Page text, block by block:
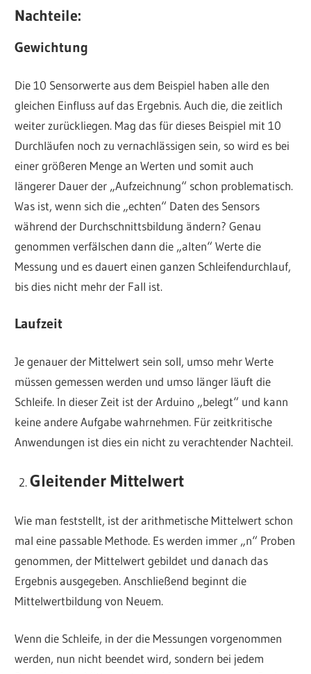
Nachteile:
Gewichtung
Die 10 Sensorwerte aus dem Beispiel haben alle den
gleichen Einfluss auf das Ergebnis. Auch die, die zeitlich
weiter zurückliegen. Mag das für dieses Beispiel mit 10
Durchläufen noch zu vernachlässigen sein, so wird es bei
einer größeren Menge an Werten und somit auch
längerer Dauer der „Aufzeichnung“ schon problematisch.
Was ist, wenn sich die „echten“ Daten des Sensors
während der Durchschnittsbildung ändern? Genau
genommen verfälschen dann die „alten“ Werte die
Messung und es dauert einen ganzen Schleifendurchlauf,
bis dies nicht mehr der Fall ist.
Laufzeit
Je genauer der Mittelwert sein soll, umso mehr Werte
müssen gemessen werden und umso länger läuft die
Schleife. In dieser Zeit ist der Arduino „belegt“ und kann
keine andere Aufgabe wahrnehmen. Für zeitkritische
Anwendungen ist dies ein nicht zu verachtender Nachteil.
Gleitender Mittelwert
Wie man feststellt, ist der arithmetische Mittelwert schon
mal eine passable Methode. Es werden immer „n“ Proben
genommen, der Mittelwert gebildet und danach das
Ergebnis ausgegeben. Anschließend beginnt die
Mittelwertbildung von Neuem.
Wenn die Schleife, in der die Messungen vorgenommen
werden, nun nicht beendet wird, sondern bei jedem